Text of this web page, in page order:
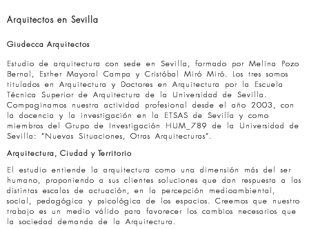
Arquitectos en Sevilla
Giudecca Arquitectos
Estudio de arquitectura con sede en Sevilla, formado por Melina Pozo
Bernal, Esther Mayoral Campa y Cristóbal Miró Miró. Los tres somos
titulados en Arquitectura y Doctores en Arquitectura por la Escuela
Técnica Superior de Arquitectura de la Universidad de Sevilla.
Compaginamos nuestra actividad profesional desde el año 2003, con
la docencia y la investigación en la ETSAS de Sevilla y como
miembros del Grupo de Investigación HUM_789 de la Universidad de
Sevilla: “Nuevas Situaciones, Otras Arquitecturas”.
Arquitectura, Ciudad y Territorio
El estudio entiende la arquitectura como una dimensión más del ser
humano, proponiendo a sus clientes soluciones que dan respuesta a las
distintas escalas de actuación, en la percepción medioambiental,
social, pedagógica y psicológica de los espacios. Creemos que nuestro
trabajo es un medio válido para favorecer los cambios necesarios que
la sociedad demanda de la Arquitectura.